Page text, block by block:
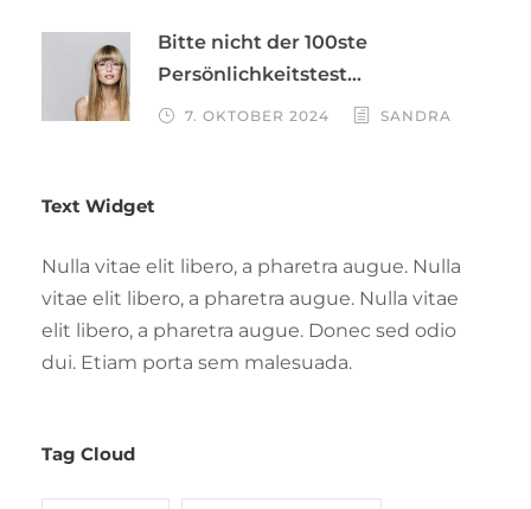
Bitte nicht der 100ste
Persönlichkeitstest…
7. OKTOBER 2024 SANDRA
Text Widget
Nulla vitae elit libero, a pharetra augue. Nulla
vitae elit libero, a pharetra augue. Nulla vitae
elit libero, a pharetra augue. Donec sed odio
dui. Etiam porta sem malesuada.
Tag Cloud